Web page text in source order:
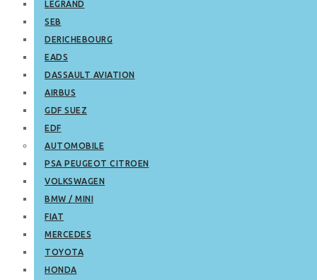
LEGRAND
SEB
DERICHEBOURG
EADS
DASSAULT AVIATION
AIRBUS
GDF SUEZ
EDF
AUTOMOBILE
PSA PEUGEOT CITROEN
VOLKSWAGEN
BMW / MINI
FIAT
MERCEDES
TOYOTA
HONDA